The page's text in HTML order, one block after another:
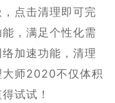
点击清理即可完
，满足个性化需
加速功能，清理
大师2020不仅体积
试试！